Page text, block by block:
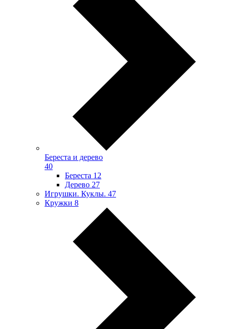
Береста и дерево
40
Береста 12
Дерево 27
Игрушки. Куклы. 47
Кружки 8